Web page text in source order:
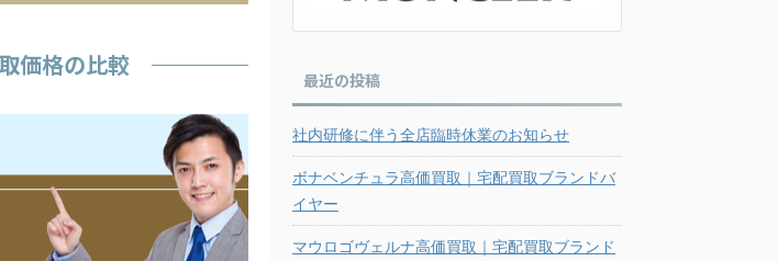
価格の比較
最近の投稿
社内研修に伴う全店臨時休業のお知らせ
ボナベンチュラ高価買取｜宅配買取ブランドバ
イヤー
マウロゴヴェルナ高価買取｜宅配買取ブランド